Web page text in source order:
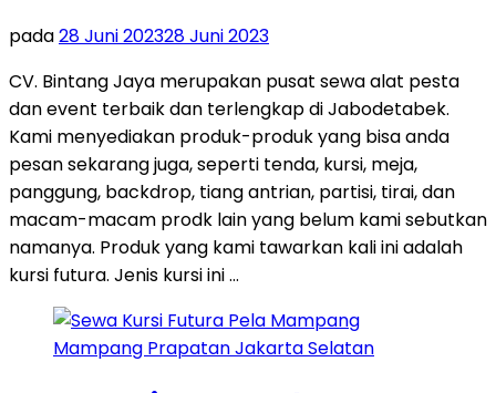
pada28 Juni 202328 Juni 2023
CV. Bintang Jaya merupakan pusat sewa alat pesta
dan event terbaik dan terlengkap di Jabodetabek.
Kami menyediakan produk-produk yang bisa anda
pesan sekarang juga, seperti tenda, kursi, meja,
panggung, backdrop, tiang antrian, partisi, tirai, dan
macam-macam prodk lain yang belum kami sebutkan
namanya. Produk yang kami tawarkan kali ini adalah
kursi futura. Jenis kursi ini …